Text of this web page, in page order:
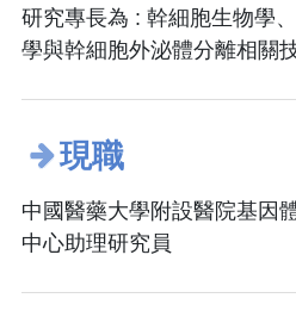
研究專長為 : 幹細胞生物學
學與幹細胞外泌體分離相關
現職
中國醫藥大學附設醫院基因
中心助理研究員